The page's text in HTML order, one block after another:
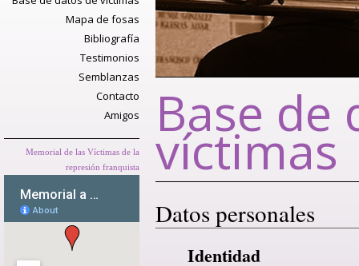
Mapa de fosas
Bibliografía
Testimonios
Semblanzas
Contacto
Amigos
Memorial de las Víctimas de la
represión franquista
Base de
víctimas
Datos personales
Identidad